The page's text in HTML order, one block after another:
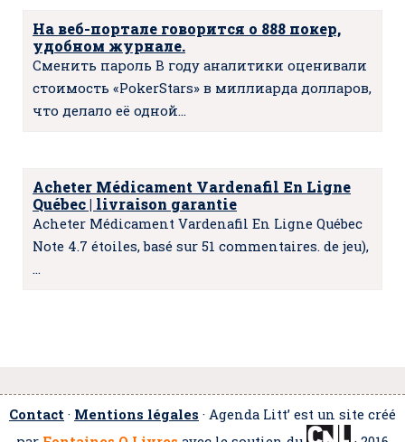
На веб-портале говорится о 888 покер,
удобном журнале.
Сменить пароль В году аналитики оценивали
стоимость «PokerStars» в миллиарда долларов,
что делало её одной…
Acheter Médicament Vardenafil En Ligne
Québec | livraison garantie
Acheter Médicament Vardenafil En Ligne Québec
Note 4.7 étoiles, basé sur 51 commentaires. de jeu),
…
Contact · Mentions légales · Agenda Litt’ est un site créé